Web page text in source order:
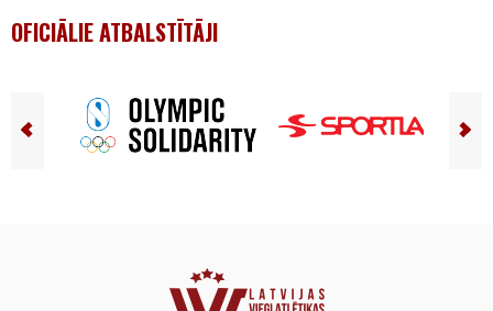
OFICIĀLIE ATBALSTĪTĀJI